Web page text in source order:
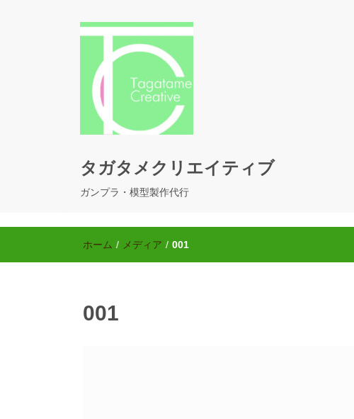
タガタメクリエイティブ
ガンプラ・模型製作代行
ホーム / メディア / 001
001